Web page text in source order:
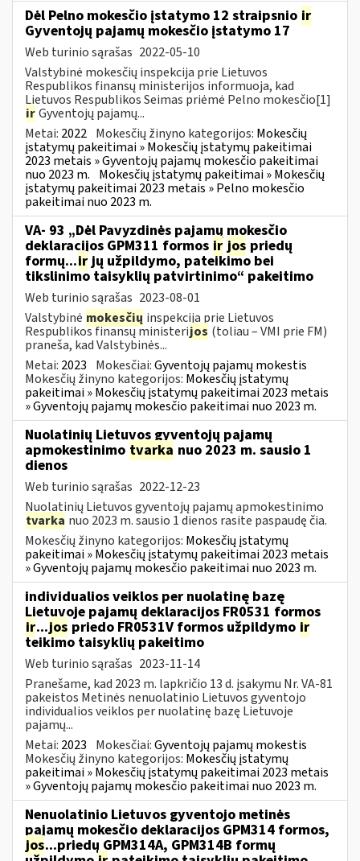
Dėl Pelno mokesčio įstatymo 12 straipsnio ir
Gyventojų pajamų mokesčio įstatymo 17
Web turinio sąrašas 2022-05-10
Valstybinė mokesčių inspekcija prie Lietuvos
Respublikos finansų ministerijos informuoja, kad
Lietuvos Respublikos Seimas priėmė Pelno mokesčio[1]
irGyventojų pajamų...
Metai: 2022 Mokesčių žinyno kategorijos: Mokesčių
įstatymų pakeitimai » Mokesčių įstatymų pakeitimai
2023 metais » Gyventojų pajamų mokesčio pakeitimai
nuo 2023 m. Mokesčių įstatymų pakeitimai » Mokesčių
įstatymų pakeitimai 2023 metais » Pelno mokesčio
pakeitimai nuo 2023 m.
VA- 93 „Dėl Pavyzdinės pajamų mokesčio
deklaracijos GPM311 formos ir jos priedų
formų...irjų užpildymo, pateikimo bei
tikslinimo taisyklių patvirtinimo“ pakeitimo
Web turinio sąrašas 2023-08-01
Valstybinė mokesčių inspekcija prie Lietuvos
Respublikos finansų ministerijos (toliau – VMI prie FM)
praneša, kad Valstybinės...
Metai: 2023 Mokesčiai:Gyventojų pajamų mokestis
Mokesčių žinyno kategorijos: Mokesčių įstatymų
pakeitimai » Mokesčių įstatymų pakeitimai 2023 metais
» Gyventojų pajamų mokesčio pakeitimai nuo 2023 m.
Nuolatinių Lietuvos gyventojų pajamų
apmokestinimo tvarka nuo 2023 m. sausio 1
dienos
Web turinio sąrašas 2022-12-23
Nuolatinių Lietuvos gyventojų pajamų apmokestinimo
tvarka nuo 2023 m. sausio 1 dienos rasite paspaudę čia.
Mokesčių žinyno kategorijos: Mokesčių įstatymų
pakeitimai » Mokesčių įstatymų pakeitimai 2023 metais
» Gyventojų pajamų mokesčio pakeitimai nuo 2023 m.
individualios veiklos per nuolatinę bazę
Lietuvoje pajamų deklaracijos FR0531 formos
ir...jos priedo FR0531V formos užpildymo ir
teikimo taisyklių pakeitimo
Web turinio sąrašas 2023-11-14
Pranešame, kad 2023 m. lapkričio 13 d. įsakymu Nr. VA-81
pakeistos Metinės nenuolatinio Lietuvos gyventojo
individualios veiklos per nuolatinę bazę Lietuvoje
pajamų...
Metai: 2023 Mokesčiai:Gyventojų pajamų mokestis
Mokesčių žinyno kategorijos: Mokesčių įstatymų
pakeitimai » Mokesčių įstatymų pakeitimai 2023 metais
» Gyventojų pajamų mokesčio pakeitimai nuo 2023 m.
Nenuolatinio Lietuvos gyventojo metinės
pajamų mokesčio deklaracijos GPM314 formos,
jos...priedų GPM314A, GPM314B formų